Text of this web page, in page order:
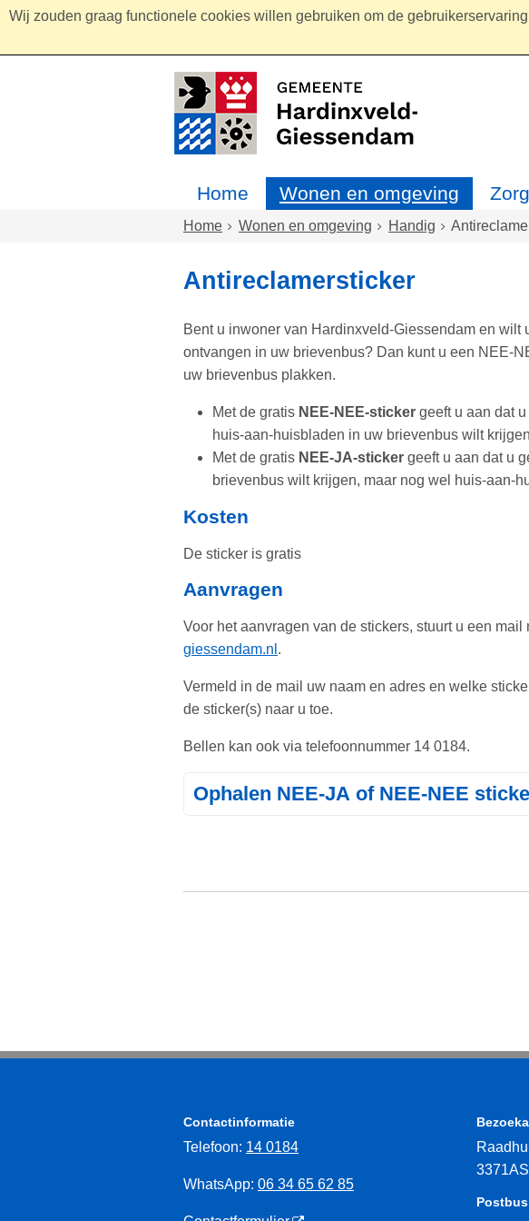
Wij zouden graag functionele cookies willen gebruiken om de
Home Wonen en omgeving
Home Wonen en omgeving Handig
Antireclamersticker
Bent u inwoner van Hardinxveld-Giessendam en wilt
ontvangen in uw brievenbus? Dan kunt u een NEE-
uw brievenbus plakken.
Met de gratis NEE-NEE-sticker geeft u aan dat
huis-aan-huisbladen in uw brievenbus wilt
Met de gratis NEE-JA-sticker geeft u aan dat u
brievenbus wilt krijgen, maar nog wel huis-aan-
Kosten
De sticker is gratis
Aanvragen
Voor het aanvragen van de stickers, stuurt u een mail
giessendam.nl .
Vermeld in de mail uw naam en adres en welke
de sticker(s) naar u toe.
Bellen kan ook via telefoonnummer 14 0184.
Ophalen NEE-JA of NEE-NEE
Contactinformatie
Telefoon: 14 0184
WhatsApp: 06 34 65 62 85
Postbus